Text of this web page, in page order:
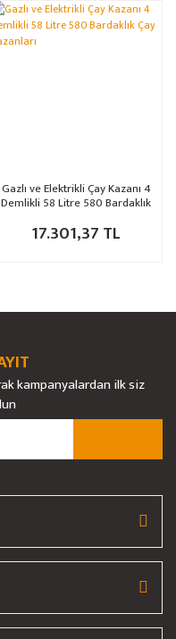
Gazlı ve Elektrikli Çay Kazanı 4
Demlikli 58 Litre 580 Bardaklık
17.301,37 TL
kampanyalardan ilk siz